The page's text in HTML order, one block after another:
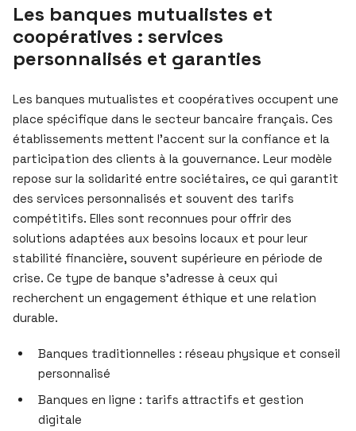
Les banques mutualistes et
coopératives : services
personnalisés et garanties
Les banques mutualistes et coopératives occupent une
place spécifique dans le secteur bancaire français. Ces
établissements mettent l’accent sur la confiance et la
participation des clients à la gouvernance. Leur modèle
repose sur la solidarité entre sociétaires, ce qui garantit
des services personnalisés et souvent des tarifs
compétitifs. Elles sont reconnues pour offrir des
solutions adaptées aux besoins locaux et pour leur
stabilité financière, souvent supérieure en période de
crise. Ce type de banque s’adresse à ceux qui
recherchent un engagement éthique et une relation
durable.
Banques traditionnelles : réseau physique et conseil
personnalisé
Banques en ligne : tarifs attractifs et gestion
digitale